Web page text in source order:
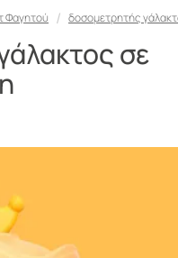
Φαγητού δοσομετρητής
σε